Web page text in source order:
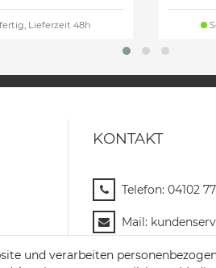
Lieferzeit 48h
KONTAKT
Telefon: 04102
Mail:
Jochim-Klindt-
und verarbeiten